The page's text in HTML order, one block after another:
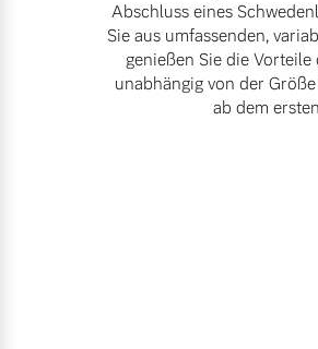
Finanzierung & Leasing
Abschluss eines
Sie aus umfassenden,
genießen Sie die Vorteile
unabhängig von der
ab dem